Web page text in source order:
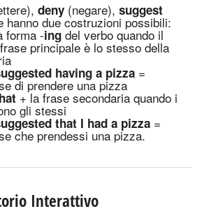
deny (negare), suggest
hanno due costruzioni possibili:
forma -ing del verbo quando il
principale è lo stesso della
having a pizza =
di prendere una pizza
+ la frase secondaria quando i
gli stessi
that I had a pizza =
che prendessi una pizza.
Interattivo